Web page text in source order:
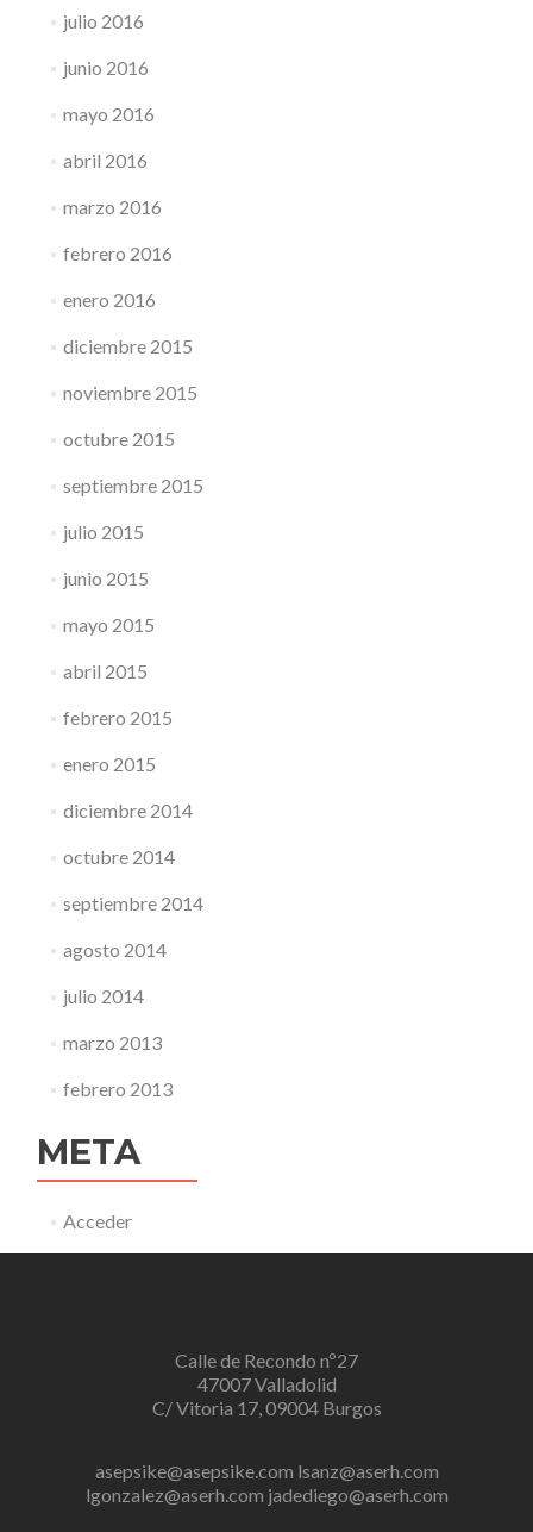
julio 2016
junio 2016
mayo 2016
abril 2016
marzo 2016
febrero 2016
enero 2016
diciembre 2015
noviembre 2015
octubre 2015
septiembre 2015
julio 2015
junio 2015
mayo 2015
abril 2015
febrero 2015
enero 2015
diciembre 2014
octubre 2014
septiembre 2014
agosto 2014
julio 2014
marzo 2013
febrero 2013
META
Acceder
Calle de Recondo nº27
47007 Valladolid
C/ Vitoria 17, 09004 Burgos
asepsike@asepsike.com lsanz@aserh.com
lgonzalez@aserh.com jadediego@aserh.com